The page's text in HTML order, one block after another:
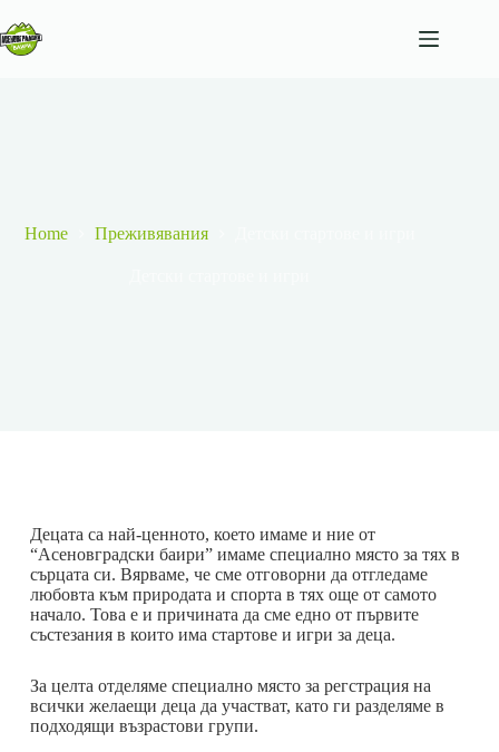
Home Преживявания
Децата са най-ценното, което имаме и ние от
“Асеновградски баири” имаме специално място за тях в
сърцата си. Вярваме, че сме отговорни да отгледаме
любовта към природата и спорта в тях още от самото
начало. Това е и причината да сме едно от първите
състезания в които има стартове и игри за деца.
За целта отделяме специално място за регстрация на
всички желаещи деца да участват, като ги разделяме в
подходящи възрастови групи.